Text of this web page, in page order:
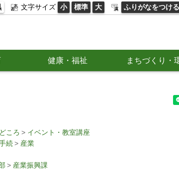
文字サイズ 小 標準 大 ふりがなをつける
健康・福祉 まちづくり・
ころ
イベント・教室講座
続
産業
産業振興課